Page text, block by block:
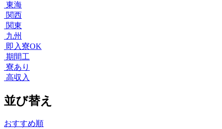
東海
関西
関東
九州
即入寮OK
期間工
寮あり
高収入
並び替え
おすすめ順